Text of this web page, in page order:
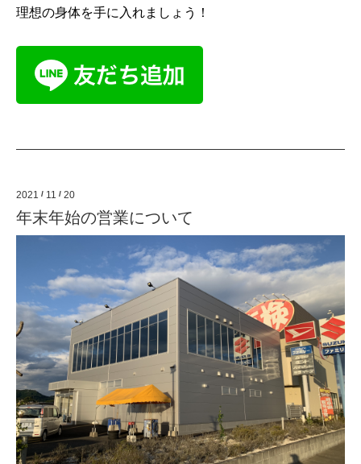
理想の身体を手に入れましょう！
2021 / 11 / 20
年末年始の営業について